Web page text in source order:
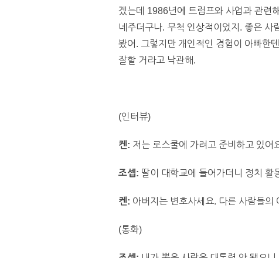
겠는데 1986년에 트럼프와 사업과 관련
네주더구나. 무척 인상적이었지. 좋은
봤어. 그렇지만 개인적인 경험이 아빠한
잘할 거라고 낙관해.
(인터뷰)
켄: 저는 로스쿨에 가려고 준비하고 있어
조셉: 딸이 대학교에 들어가더니 정치 활
켄: 아버지는 변호사세요. 다른 사람들의
(통화)